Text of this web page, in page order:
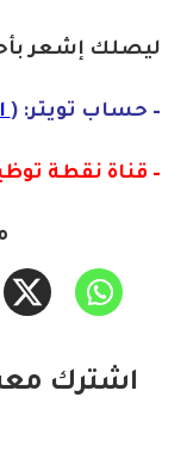
ليصلك إشعربأ
– حساب تويتر: (
– قناة نقطة
اشترك